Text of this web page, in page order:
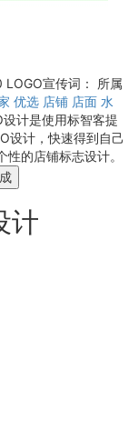
LOGO宣传词：
所属
优选 店铺 店面 水
计是使用标智客提
设计，快速得到自己
的店铺标志设计。
计